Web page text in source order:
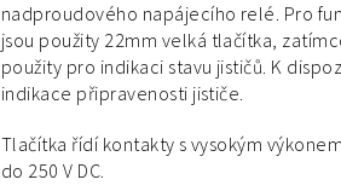
nadproudového napájecího relé. Pro
jsou použity 22mm velká tlačítka,
použity pro indikaci stavu jističů. K
indikace připravenosti jističe.
Tlačítka řídí kontakty s vysokým
do 250 V DC.